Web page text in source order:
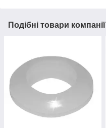
Подібні товари компанії